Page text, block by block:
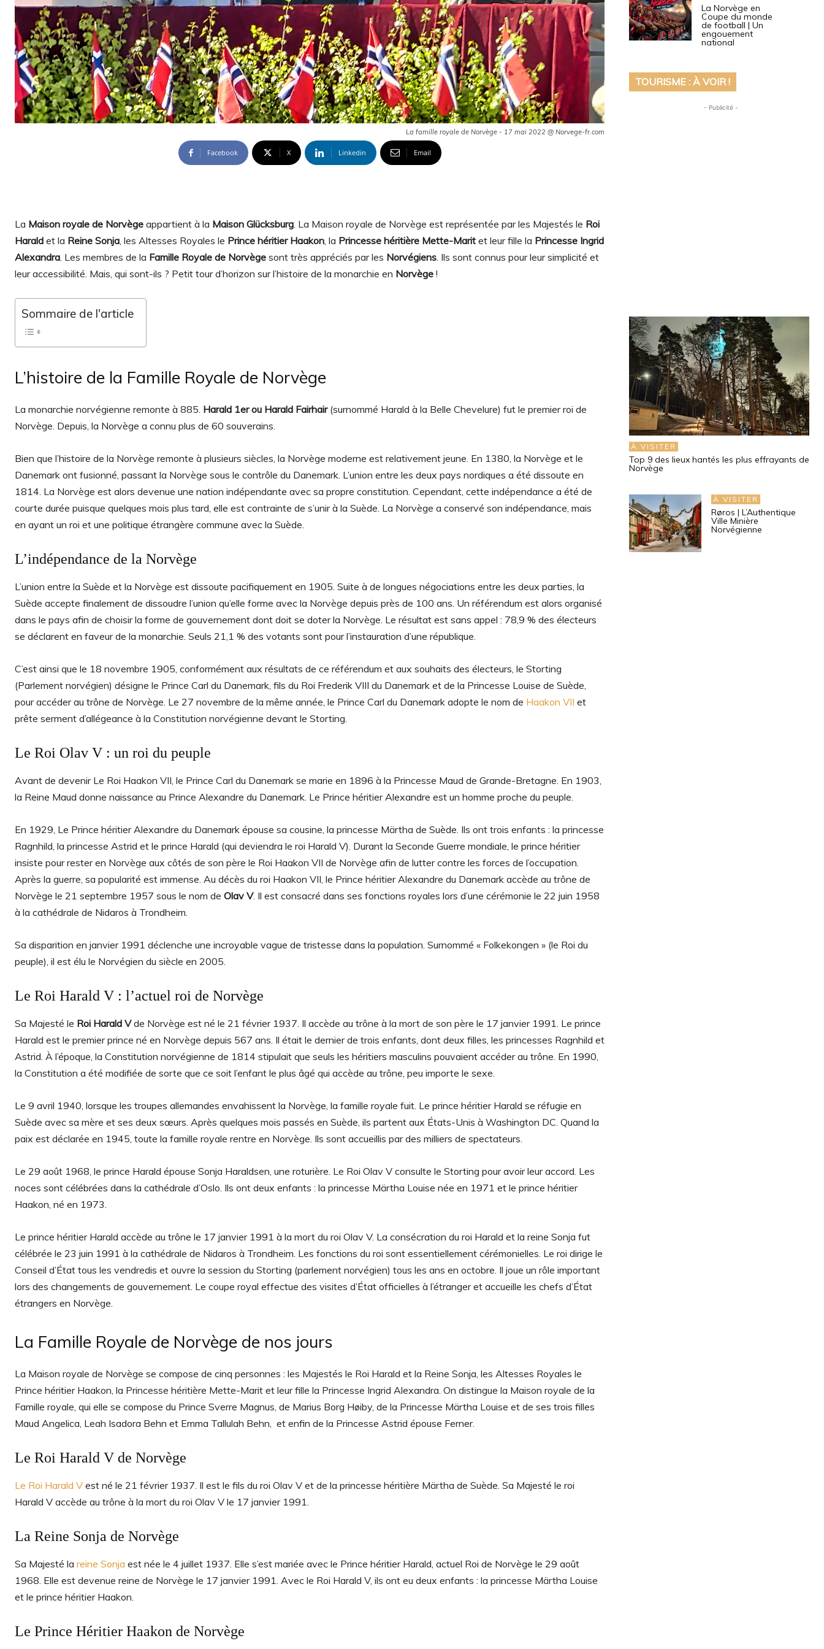
La famille royale de Norvège - 17 mai 2022 @ Norvege-fr.com
Facebook X Linkedin Email
La Maison royale de Norvège appartient à la Maison Glücksburg. La Maison royale de Norvège est représentée par les Majestés le Roi
Harald et la Reine Sonja, les Altesses Royales le Prince héritier Haakon, la Princesse héritière Mette-Marit et leur fille la Princesse Ingrid
Alexandra. Les membres de la Famille Royale de Norvège sont très appréciés par les Norvégiens. Ils sont connus pour leur simplicité et
leur accessibilité. Mais, qui sont-ils ? Petit tour d’horizon sur l’histoire de la monarchie en Norvège !
Sommaire de l'article
L’histoire de la Famille Royale de Norvège
La monarchie norvégienne remonte à 885. Harald 1er ou Harald Fairhair (surnommé Harald à la Belle Chevelure) fut le premier roi de
Norvège. Depuis, la Norvège a connu plus de 60 souverains.
Bien que l’histoire de la Norvège remonte à plusieurs siècles, la Norvège moderne est relativement jeune. En 1380, la Norvège et le
Danemark ont fusionné, passant la Norvège sous le contrôle du Danemark. L’union entre les deux pays nordiques a été dissoute en
1814. La Norvège est alors devenue une nation indépendante avec sa propre constitution. Cependant, cette indépendance a été de
courte durée puisque quelques mois plus tard, elle est contrainte de s’unir à la Suède. La Norvège a conservé son indépendance, mais
en ayant un roi et une politique étrangère commune avec la Suède.
L’indépendance de la Norvège
L’union entre la Suède et la Norvège est dissoute pacifiquement en 1905. Suite à de longues négociations entre les deux parties, la
Suède accepte finalement de dissoudre l’union qu’elle forme avec la Norvège depuis près de 100 ans. Un référendum est alors organisé
dans le pays afin de choisir la forme de gouvernement dont doit se doter la Norvège. Le résultat est sans appel : 78,9 % des électeurs
se déclarent en faveur de la monarchie. Seuls 21,1 % des votants sont pour l’instauration d’une république.
C’est ainsi que le 18 novembre 1905, conformément aux résultats de ce référendum et aux souhaits des électeurs, le Storting
(Parlement norvégien) désigne le Prince Carl du Danemark, fils du Roi Frederik VIII du Danemark et de la Princesse Louise de Suède,
pour accéder au trône de Norvège. Le 27 novembre de la même année, le Prince Carl du Danemark adopte le nom de Haakon VII et
prête serment d’allégeance à la Constitution norvégienne devant le Storting.
Le Roi Olav V : un roi du peuple
Avant de devenir Le Roi Haakon VII, le Prince Carl du Danemark se marie en 1896 à la Princesse Maud de Grande-Bretagne. En 1903,
la Reine Maud donne naissance au Prince Alexandre du Danemark. Le Prince héritier Alexandre est un homme proche du peuple.
En 1929, Le Prince héritier Alexandre du Danemark épouse sa cousine, la princesse Märtha de Suède. Ils ont trois enfants : la princesse
Ragnhild, la princesse Astrid et le prince Harald (qui deviendra le roi Harald V). Durant la Seconde Guerre mondiale, le prince héritier
insiste pour rester en Norvège aux côtés de son père le Roi Haakon VII de Norvège afin de lutter contre les forces de l’occupation.
Après la guerre, sa popularité est immense. Au décès du roi Haakon VII, le Prince héritier Alexandre du Danemark accède au trône de
Norvège le 21 septembre 1957 sous le nom de Olav V. Il est consacré dans ses fonctions royales lors d’une cérémonie le 22 juin 1958
à la cathédrale de Nidaros à Trondheim.
Sa disparition en janvier 1991 déclenche une incroyable vague de tristesse dans la population. Surnommé « Folkekongen » (le Roi du
peuple), il est élu le Norvégien du siècle en 2005.
Le Roi Harald V : l’actuel roi de Norvège
Sa Majesté le Roi Harald Vde Norvège est né le 21 février 1937. Il accède au trône à la mort de son père le 17 janvier 1991. Le prince
Harald est le premier prince né en Norvège depuis 567 ans. Il était le dernier de trois enfants, dont deux filles, les princesses Ragnhild et
Astrid. À l’époque, la Constitution norvégienne de 1814 stipulait que seuls les héritiers masculins pouvaient accéder au trône. En 1990,
la Constitution a été modifiée de sorte que ce soit l’enfant le plus âgé qui accède au trône, peu importe le sexe.
Le 9 avril 1940, lorsque les troupes allemandes envahissent la Norvège, la famille royale fuit. Le prince héritier Harald se réfugie en
Suède avec sa mère et ses deux sœurs. Après quelques mois passés en Suède, ils partent aux États-Unis à Washington DC. Quand la
paix est déclarée en 1945, toute la famille royale rentre en Norvège. Ils sont accueillis par des milliers de spectateurs.
Le 29 août 1968, le prince Harald épouse Sonja Haraldsen, une roturière. Le Roi Olav V consulte le Storting pour avoir leur accord. Les
noces sont célébrées dans la cathédrale d’Oslo. Ils ont deux enfants : la princesse Märtha Louise née en 1971 et le prince héritier
Haakon, né en 1973.
Le prince héritier Harald accède au trône le 17 janvier 1991 à la mort du roi Olav V. La consécration du roi Harald et la reine Sonja fut
célébrée le 23 juin 1991 à la cathédrale de Nidaros à Trondheim. Les fonctions du roi sont essentiellement cérémonielles. Le roi dirige le
Conseil d’État tous les vendredis et ouvre la session du Storting (parlement norvégien) tous les ans en octobre. Il joue un rôle important
lors des changements de gouvernement. Le coupe royal effectue des visites d’État officielles à l’étranger et accueille les chefs d’État
étrangers en Norvège.
La Famille Royale de Norvège de nos jours
La Maison royale de Norvège se compose de cinq personnes : les Majestés le Roi Harald et la Reine Sonja, les Altesses Royales le
Prince héritier Haakon, la Princesse héritière Mette-Marit et leur fille la Princesse Ingrid Alexandra. On distingue la Maison royale de la
Famille royale, qui elle se compose du Prince Sverre Magnus, de Marius Borg Høiby, de la Princesse Märtha Louise et de ses trois filles
Maud Angelica, Leah Isadora Behn et Emma Tallulah Behn, et enfin de la Princesse Astrid épouse Ferner.
Le Roi Harald V de Norvège
Le Roi Harald V est né le 21 février 1937. Il est le fils du roi Olav V et de la princesse héritière Märtha de Suède. Sa Majesté le roi
Harald V accède au trône à la mort du roi Olav V le 17 janvier 1991.
La Reine Sonja de Norvège
Sa Majesté la reine Sonja est née le 4 juillet 1937. Elle s’est mariée avec le Prince héritier Harald, actuel Roi de Norvège le 29 août
1968. Elle est devenue reine de Norvège le 17 janvier 1991. Avec le Roi Harald V, ils ont eu deux enfants : la princesse Märtha Louise
et le prince héritier Haakon.
Le Prince Héritier Haakon de Norvège
La Norvège en
Coupe du monde
de football | Un
engouement
national
TOURISME : À VOIR !
- Publicité -
À VISITER
Top 9 des lieux hantés les plus effrayants de
Norvège
À VISITER
Røros | L’Authentique
Ville Minière
Norvégienne